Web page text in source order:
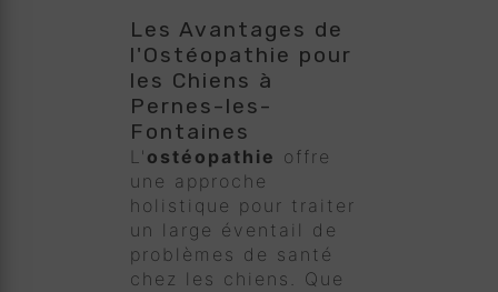
Les Avantages de
l'Ostéopathie pour
les Chiens à
Pernes-les-
Fontaines
L' ostéopathie offre
une approche
holistique pour traiter
un large éventail de
problèmes de santé
chez les chiens. Que